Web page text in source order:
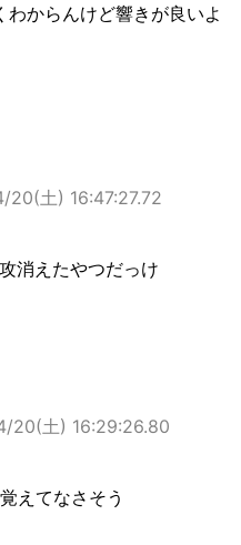
からんけど響きが良いよ
土) 16:47:27.72
消えたやつだっけ
20(土) 16:29:26.80
えてなさそう